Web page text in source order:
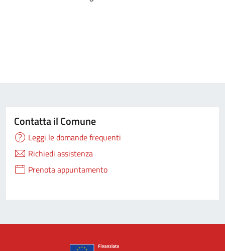
Contatta il Comune
Leggi le domande frequenti
Richiedi assistenza
Prenota appuntamento